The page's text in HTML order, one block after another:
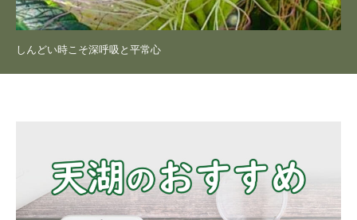
しんどい時こそ深呼吸と平常心